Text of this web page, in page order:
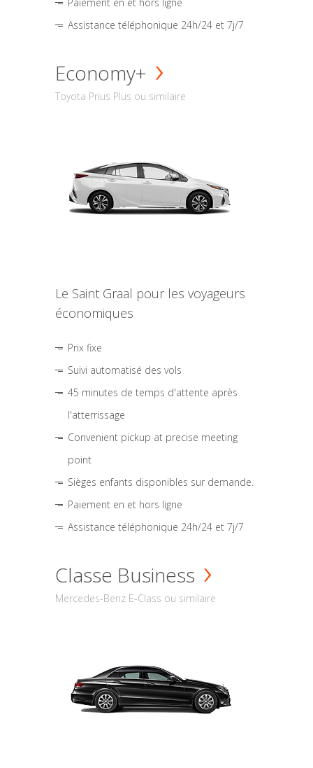
Assistance téléphonique 24h/24 et 7j/7
Economy+
Toyota Prius Plus ou similaire
Le Saint Graal pour les voyageurs
économiques
Prix fixe
Suivi automatisé des vols
45 minutes de temps d'attente après
l'atterrissage
Convenient pickup at precise meeting
point
Sièges enfants disponibles sur demande.
Paiement en et hors ligne
Assistance téléphonique 24h/24 et 7j/7
Classe Business
Mercedes-Benz E-Class ou similaire